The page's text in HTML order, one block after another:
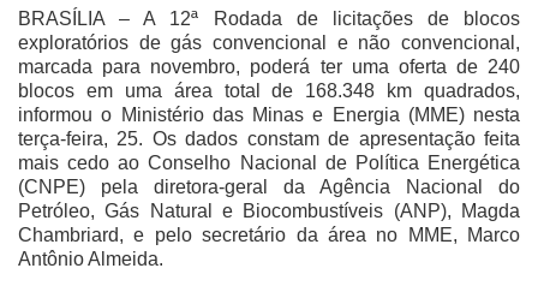
BRASÍLIA – A 12ª Rodada de licitações de blocos
exploratórios de gás convencional e não convencional,
marcada para novembro, poderá ter uma oferta de 240
blocos em uma área total de 168.348 km quadrados,
informou o Ministério das Minas e Energia (MME) nesta
terça-feira, 25. Os dados constam de apresentação feita
mais cedo ao Conselho Nacional de Política Energética
(CNPE) pela diretora-geral da Agência Nacional do
Petróleo, Gás Natural e Biocombustíveis (ANP), Magda
Chambriard, e pelo secretário da área no MME, Marco
Antônio Almeida.